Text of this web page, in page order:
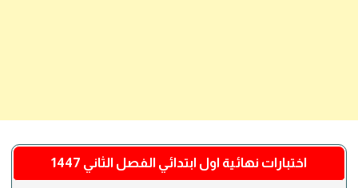
اختبارات نهائية اول ابتدائي الفصل الثاني 1447